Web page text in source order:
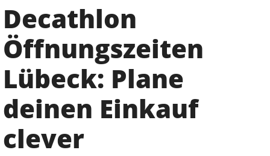
Decathlon
Öffnungszeiten
Lübeck: Plane
deinen Einkauf
clever